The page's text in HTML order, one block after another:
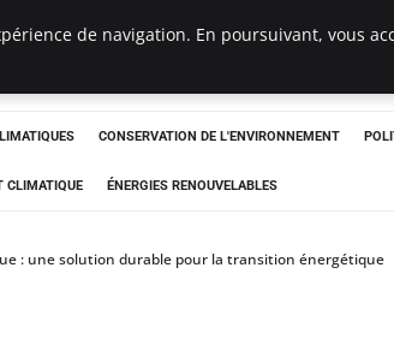
CONSERVATION DE L'ENVIRONNEMENT
CLIMATIQUE ÉNERGIES RENOUVELABLES
: une solution durable pour la transition énergétique
de navigation. En poursuivant, vous